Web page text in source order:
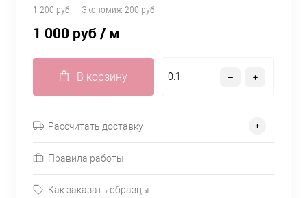
1 200 руб Экономия: 200 руб
1 000 руб/ м
В корзину
Рассчитать доставку
Правила работы
Как заказать образцы